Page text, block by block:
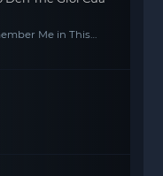
Me in This